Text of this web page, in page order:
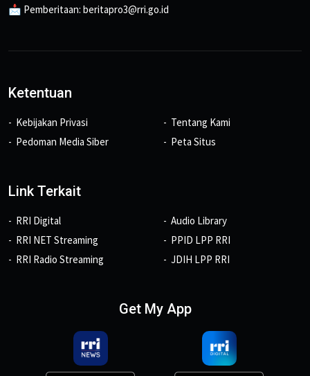
📩 Pemberitaan: beritapro3@rri.go.id
Ketentuan
Kebijakan Privasi
Pedoman Media Siber
Tentang Kami
Peta Situs
Link Terkait
RRI Digital
RRI NET Streaming
RRI Radio Streaming
Audio Library
PPID LPP RRI
JDIH LPP RRI
Get My App